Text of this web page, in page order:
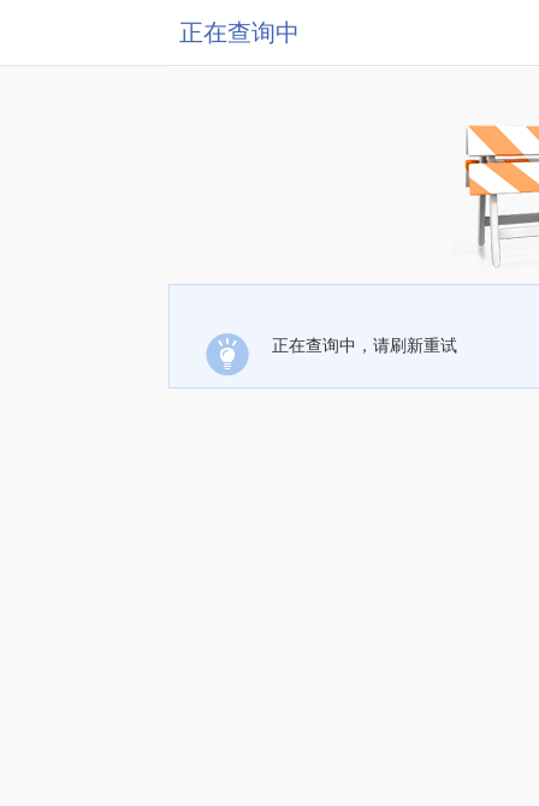
正在查询中
正在查询中，请刷新重试